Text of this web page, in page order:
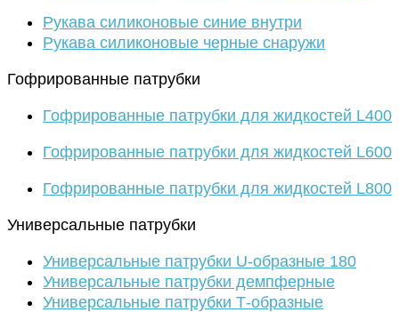
Рукава силиконовые синие внутри
Рукава силиконовые черные снаружи
Гофрированные патрубки
Гофрированные патрубки для жидкостей L400
Гофрированные патрубки для жидкостей L600
Гофрированные патрубки для жидкостей L800
Универсальные патрубки
Универсальные патрубки U-образные 180
Универсальные патрубки демпферные
Универсальные патрубки Т-образные